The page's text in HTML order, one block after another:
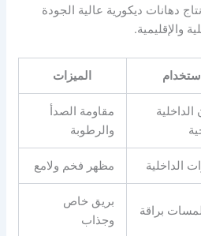
دهانات ديكورية عالية الجودة
والإقليمية.
الميزات
الداخلية
مقاومة الصدأ
والرطوبة
الداخلية مظهر فخم ولامع
براقة
بريق خاص
وجذاب